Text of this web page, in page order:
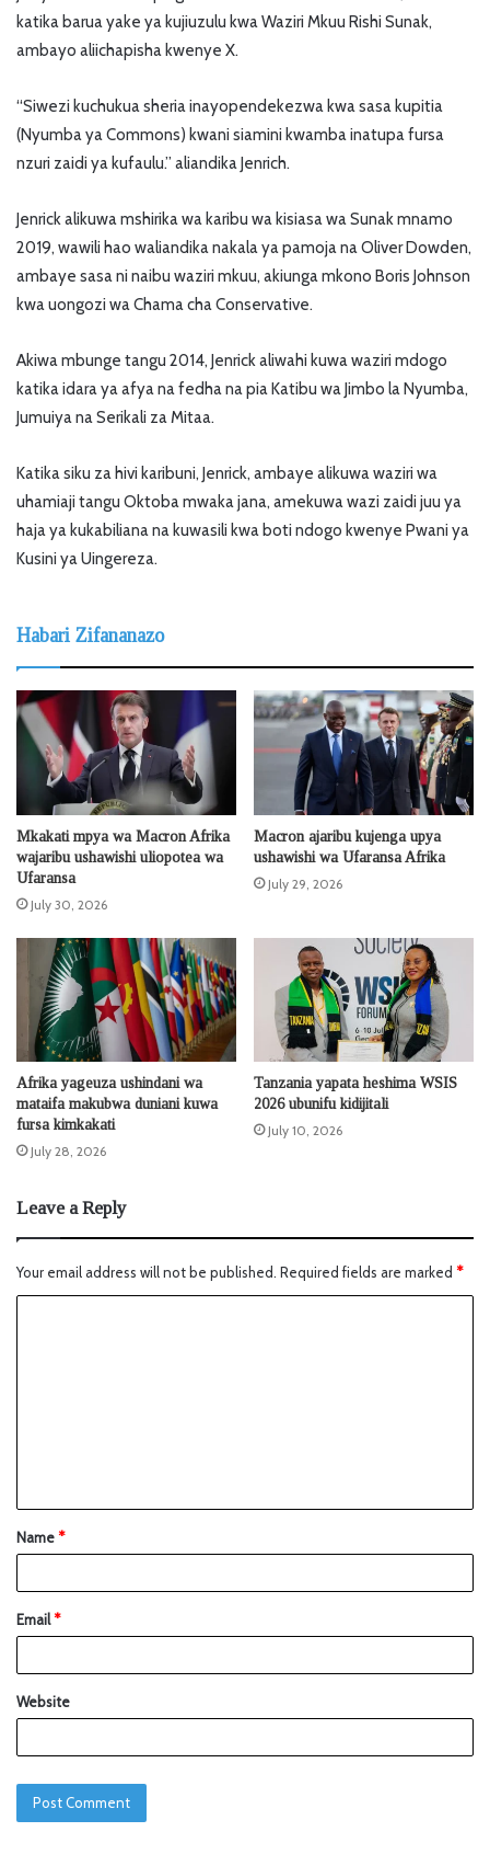
katika barua yake ya kujiuzulu kwa Waziri Mkuu Rishi Sunak,
ambayo aliichapisha kwenye X.
“Siwezi kuchukua sheria inayopendekezwa kwa sasa kupitia
(Nyumba ya Commons) kwani siamini kwamba inatupa fursa
nzuri zaidi ya kufaulu.” aliandika Jenrich.
Jenrick alikuwa mshirika wa karibu wa kisiasa wa Sunak mnamo
2019, wawili hao waliandika nakala ya pamoja na Oliver Dowden,
ambaye sasa ni naibu waziri mkuu, akiunga mkono Boris Johnson
kwa uongozi wa Chama cha Conservative.
Akiwa mbunge tangu 2014, Jenrick aliwahi kuwa waziri mdogo
katika idara ya afya na fedha na pia Katibu wa Jimbo la Nyumba,
Jumuiya na Serikali za Mitaa.
Katika siku za hivi karibuni, Jenrick, ambaye alikuwa waziri wa
uhamiaji tangu Oktoba mwaka jana, amekuwa wazi zaidi juu ya
haja ya kukabiliana na kuwasili kwa boti ndogo kwenye Pwani ya
Kusini ya Uingereza.
Habari Zifananazo
Mkakati mpya wa Macron Afrika
wajaribu ushawishi uliopotea wa
Ufaransa
July 30, 2026
Macron ajaribu kujenga upya
ushawishi wa Ufaransa Afrika
July 29, 2026
Afrika yageuza ushindani wa
mataifa makubwa duniani kuwa
fursa kimkakati
July 28, 2026
Tanzania yapata heshima WSIS
2026 ubunifu kidijitali
July 10, 2026
Leave a Reply
Your email address will not be published. Required fields are marked *
Name*
Email*
Website